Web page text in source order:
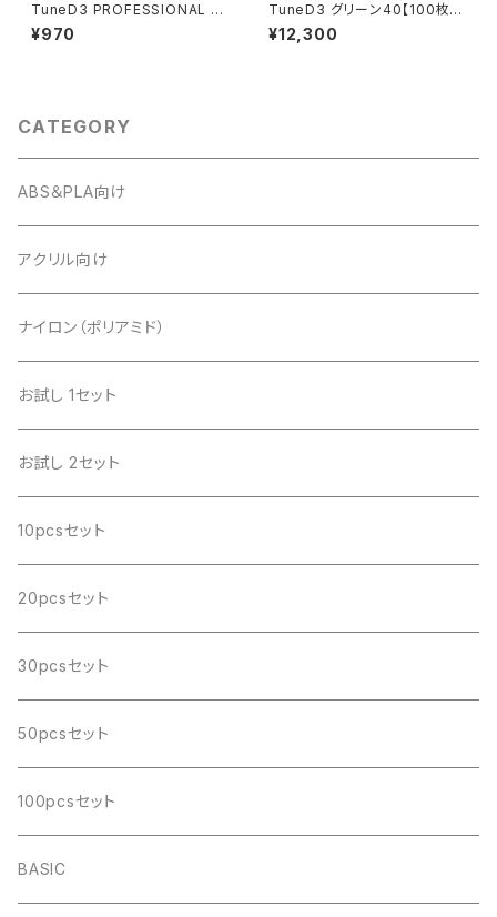
TuneD3 PROFESSIONAL お
試しキット【4枚入り】
¥970
TuneD3 グリーン40【100枚
入】
¥12,300
CATEGORY
ABS＆PLA向け
アクリル向け
ナイロン（ポリアミド）
お試し 1セット
お試し 2セット
10pcsセット
20pcsセット
30pcsセット
50pcsセット
100pcsセット
BASIC